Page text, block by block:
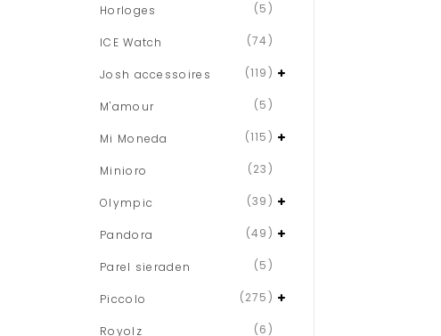
Horloges (5)
ICE Watch (74)
Josh accessoires (119)
M'amour (5)
Mi Moneda (115)
Minioro (23)
Olympic (39)
Pandora (49)
Parel sieraden (5)
Piccolo (275)
Royolz (6)